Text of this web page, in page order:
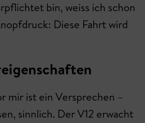
bin, weiss ich schon
Diese Fahrt wird
mir ist ein Versprechen –
sinnlich. Der V12 erwacht